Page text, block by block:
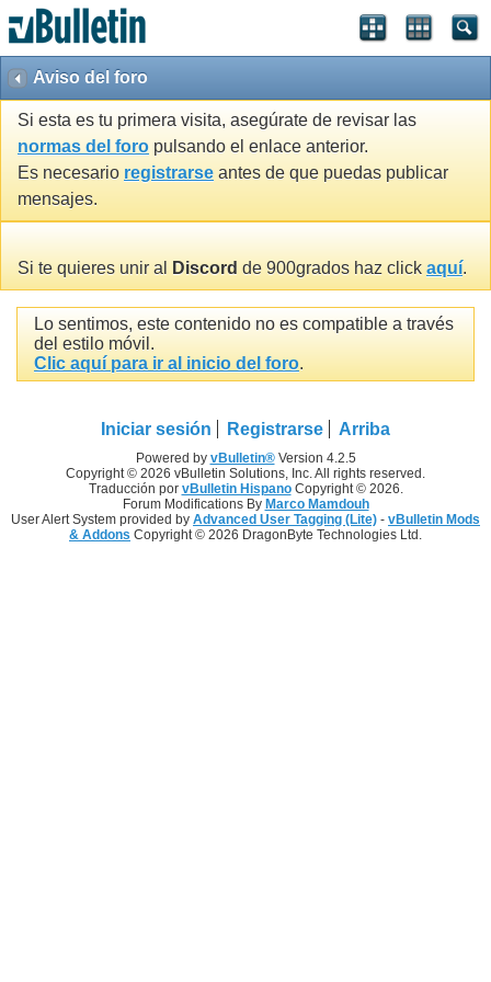
Aviso del foro
Si esta es tu primera visita, asegúrate de revisar las
normas del foro pulsando el enlace anterior.
Es necesario registrarse antes de que puedas publicar
mensajes.
Si te quieres unir al Discord de 900grados haz click aquí.
Lo sentimos, este contenido no es compatible a través
del estilo móvil.
Clic aquí para ir al inicio del foro.
Iniciar sesión Registrarse Arriba
Powered by vBulletin®Version 4.2.5
Copyright © 2026 vBulletin Solutions, Inc. All rights reserved.
Traducción por vBulletin HispanoCopyright © 2026.
Forum Modifications By Marco Mamdouh
User Alert System provided by Advanced User Tagging (Lite) - vBulletin Mods
& Addons Copyright © 2026 DragonByte Technologies Ltd.